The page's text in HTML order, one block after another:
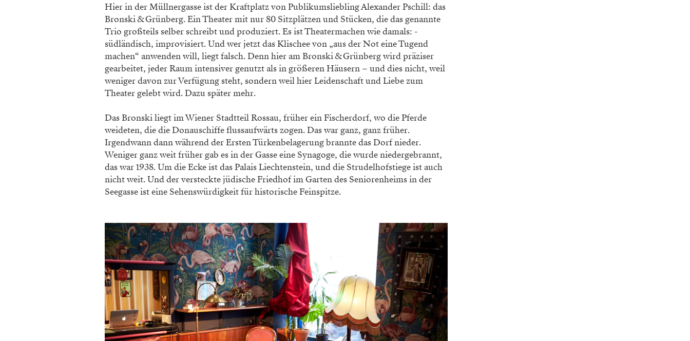
Hier in der Müllnergasse ist der Kraftplatz von Publikumsliebling Alexander Pschill: das
Bronski & Grünberg. Ein Theater mit nur 80 Sitzplätzen und Stücken, die das genannte
Trio großteils selber schreibt und pro­duziert. Es ist Theatermachen wie damals: ­
südländisch, improvisiert. Und wer jetzt das Klischee von „aus der Not eine Tugend
machen“ anwenden will, liegt falsch. Denn hier am Bronski & Grünberg wird präziser
gearbeitet, jeder Raum intensiver genutzt als in größeren Häusern – und dies nicht, weil
weniger davon zur Verfügung steht, sondern weil hier Leidenschaft und Liebe zum
Theater gelebt wird. Dazu später mehr.
Das Bronski liegt im Wiener Stadtteil Rossau, früher ein Fischerdorf, wo die Pferde
weideten, die die Donauschiffe flussaufwärts zogen. Das war ganz, ganz ­früher.
Irgendwann dann während der Ersten ­Türkenbelagerung brannte das Dorf nieder.
Weniger ganz weit früher gab es in der Gasse eine Synagoge, die wurde niedergebrannt,
das war 1938. Um die Ecke ist das Palais Liechtenstein, und die Strudelhofstiege ist auch
nicht weit. Und der versteckte jüdische Friedhof im Garten des Seniorenheims in der
Seegasse ist eine Sehenswürdigkeit für historische Feinspitze.